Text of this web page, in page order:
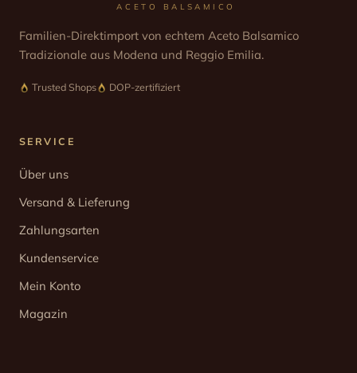
ACETO BALSAMICO
Familien-Direktimport von echtem Aceto Balsamico
Tradizionale aus Modena und Reggio Emilia.
Trusted Shops DOP-zertifiziert
SERVICE
Über uns
Versand & Lieferung
Zahlungsarten
Kundenservice
Mein Konto
Magazin